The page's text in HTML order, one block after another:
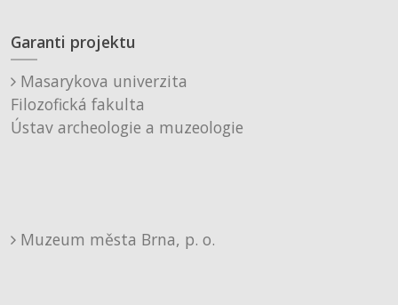
Garanti projektu
Masarykova univerzita
Filozofická fakulta
Ústav archeologie a muzeologie
Muzeum města Brna, p. o.